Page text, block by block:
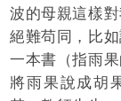
波的母親這樣
絕難苟同，比
一本書（指雨
將雨果說成胡